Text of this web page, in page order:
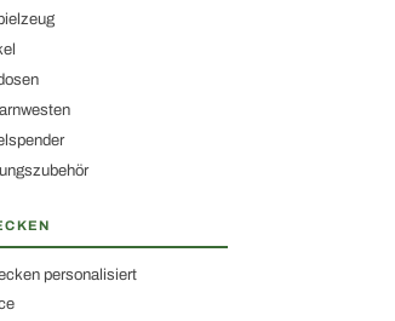
personalisiert